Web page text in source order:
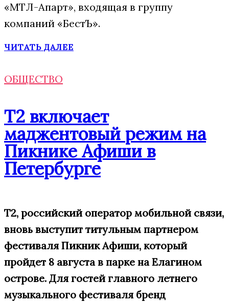
«МТЛ-Апарт», входящая в группу
компаний «БестЪ».
ЧИТАТЬ ДАЛЕЕ
ОБЩЕСТВО
Т2 включает
маджентовый режим на
Пикнике Афиши в
Петербурге
Т2, российский оператор мобильной связи,
вновь выступит титульным партнером
фестиваля Пикник Афиши, который
пройдет 8 августа в парке на Елагином
острове. Для гостей главного летнего
музыкального фестиваля бренд